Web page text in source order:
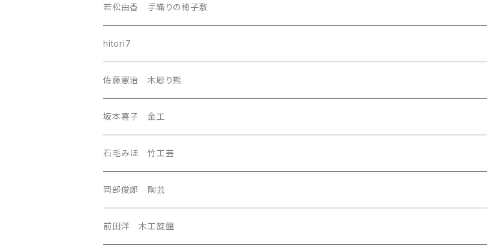
nordic
southeast Asia
east asia
Central Asia
U.S.A
若松由香 手織りの椅子敷
hitori7
佐藤憲治 木彫り熊
坂本喜子 金工
石毛みほ 竹工芸
岡部俊郎 陶芸
前田洋 木工旋盤